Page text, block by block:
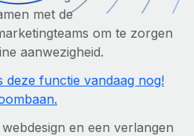
en beheren
eenvoudig uitbesteden
payroll solutions voor groeiende
voor zzp'ers
betaalsnelheden voor
Inloggen
met de
om te zorgen
aanwezigheid.
deze functie vandaag nog!
en een verlangen